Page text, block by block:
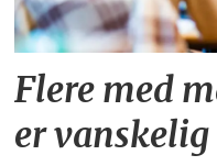
Flere med
er